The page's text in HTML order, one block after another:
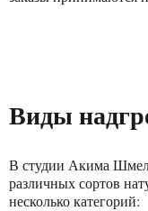
Виды
В студии Акима
различных сортов
несколько категорий: